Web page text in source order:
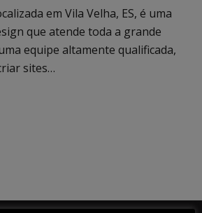
em Vila Velha, ES, é uma
que atende toda a grande
equipe altamente qualificada,
sites…